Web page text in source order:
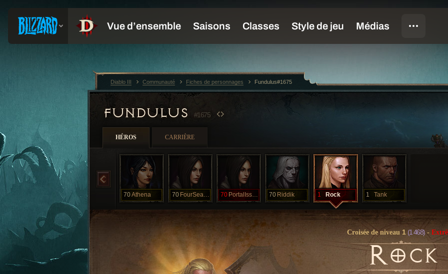
FUNDULUS #1675
HÉROS CARRIÈRE
70Athena 70 FourSeasons 70 PortalIssue 70 Riddik 1 Rock 1 Tank
Croisée de niveau 1 (1 468) -
ROCK
Diablo III Communauté Fiches de personnages Fundulus#1675